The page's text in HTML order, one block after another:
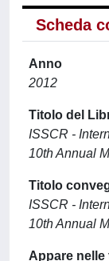
Scheda
Anno
2012
Titolo del
ISSCR -
10th Annual
Titolo
ISSCR -
10th Annual
Appare